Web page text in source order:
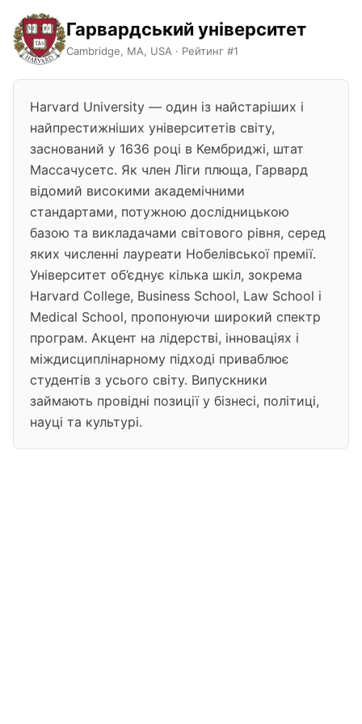
Гарвардський університет
Cambridge, MA, USA · Рейтинг #1
Harvard University — один із найстаріших і
найпрестижніших університетів світу,
заснований у 1636 році в Кембриджі, штат
Массачусетс. Як член Ліги плюща, Гарвард
відомий високими академічними
стандартами, потужною дослідницькою
базою та викладачами світового рівня, серед
яких численні лауреати Нобелівської премії.
Університет об’єднує кілька шкіл, зокрема
Harvard College, Business School, Law School і
Medical School, пропонуючи широкий спектр
програм. Акцент на лідерстві, інноваціях і
міждисциплінарному підході приваблює
студентів з усього світу. Випускники
займають провідні позиції у бізнесі, політиці,
науці та культурі.